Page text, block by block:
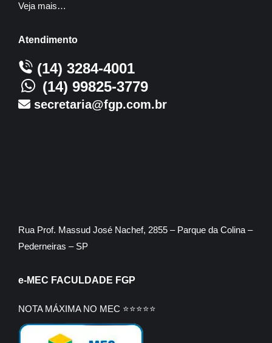
Veja mais…
Atendimento
(14) 3284-4001
(14) 99825-3779
secretaria@fgp.com.br
Rua Prof. Massud José Nachef, 2855 – Parque da Colina –
Pederneiras – SP
e-MEC FACULDADE FGP
NOTA MÁXIMA NO MEC ⭐⭐⭐⭐⭐